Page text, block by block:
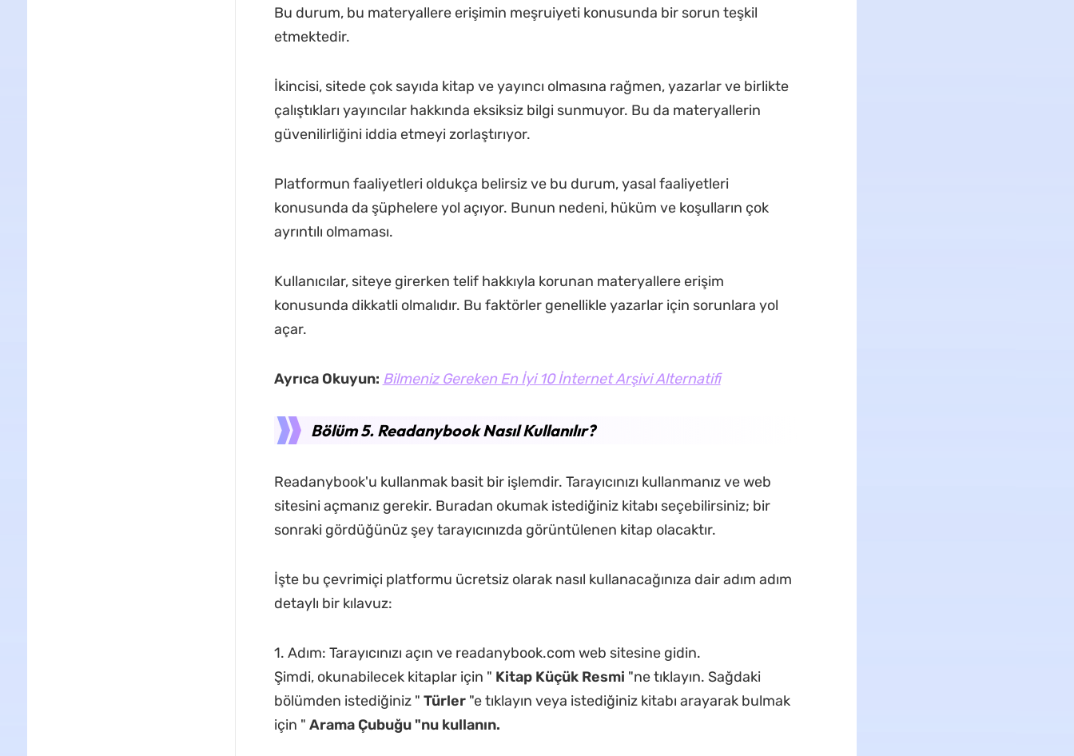
Bu durum, bu materyallere erişimin meşruiyeti konusunda bir sorun teşkil
etmektedir.
İkincisi, sitede çok sayıda kitap ve yayıncı olmasına rağmen, yazarlar ve birlikte
çalıştıkları yayıncılar hakkında eksiksiz bilgi sunmuyor. Bu da materyallerin
güvenilirliğini iddia etmeyi zorlaştırıyor.
Platformun faaliyetleri oldukça belirsiz ve bu durum, yasal faaliyetleri
konusunda da şüphelere yol açıyor. Bunun nedeni, hüküm ve koşulların çok
ayrıntılı olmaması.
Kullanıcılar, siteye girerken telif hakkıyla korunan materyallere erişim
konusunda dikkatli olmalıdır. Bu faktörler genellikle yazarlar için sorunlara yol
açar.
Ayrıca Okuyun: Bilmeniz Gereken En İyi 10 İnternet Arşivi Alternatifi
Bölüm 5. Readanybook Nasıl Kullanılır?
Readanybook'u kullanmak basit bir işlemdir. Tarayıcınızı kullanmanız ve web
sitesini açmanız gerekir. Buradan okumak istediğiniz kitabı seçebilirsiniz; bir
sonraki gördüğünüz şey tarayıcınızda görüntülenen kitap olacaktır.
İşte bu çevrimiçi platformu ücretsiz olarak nasıl kullanacağınıza dair adım adım
detaylı bir kılavuz:
1. Adım: Tarayıcınızı açın ve readanybook.com web sitesine gidin.
Şimdi, okunabilecek kitaplar için " Kitap Küçük Resmi "ne tıklayın. Sağdaki
bölümden istediğiniz " Türler"e tıklayın veya istediğiniz kitabı arayarak bulmak
için " Arama Çubuğu "nu kullanın.